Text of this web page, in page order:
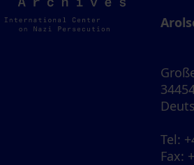
Archives
Tel:
Fax: